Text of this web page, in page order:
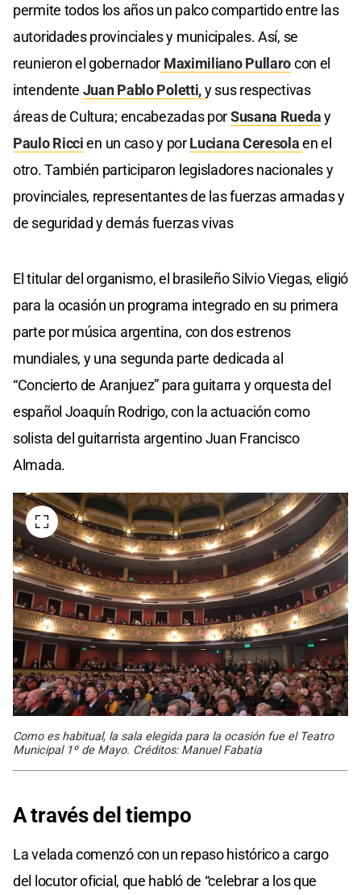
permite todos los años un palco compartido entre las
autoridades provinciales y municipales. Así, se
reunieron el gobernador Maximiliano Pullarocon el
intendente Juan Pablo Poletti,y sus respectivas
áreas de Cultura; encabezadas porSusana Rueday
Paulo Riccien un caso y porLuciana Ceresolaen el
otro. También participaron legisladores nacionales y
provinciales, representantes de las fuerzas armadas y
de seguridad y demás fuerzas vivas
El titular del organismo, el brasileño Silvio Viegas, eligió
para la ocasión un programa integrado en su primera
parte por música argentina, con dos estrenos
mundiales, y una segunda parte dedicada al
“Concierto de Aranjuez” para guitarra y orquesta del
español Joaquín Rodrigo, con la actuación como
solista del guitarrista argentino Juan Francisco
Almada.
Como es habitual, la sala elegida para la ocasión fue el Teatro
Municipal 1º de Mayo. Créditos: Manuel Fabatia
A través del tiempo
La velada comenzó con un repaso histórico a cargo
del locutor oficial, que habló de “celebrar a los que